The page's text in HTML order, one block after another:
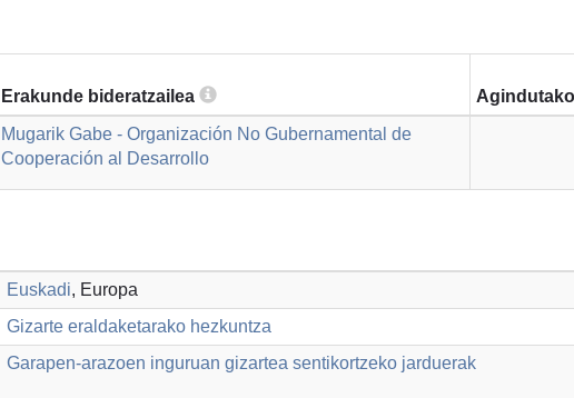
Erakunde bideratzailea
Mugarik Gabe - Organización No Gubernamental de
Cooperación al Desarrollo
Euskadi, Europa
Gizarte eraldaketarako hezkuntza
Garapen-arazoen inguruan gizartea sentikortzeko jarduerak